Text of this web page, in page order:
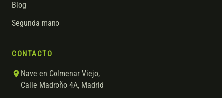
Blog
Segunda mano
CONTACTO
Nave en Colmenar Viejo,
Calle Madroño 4A, Madrid